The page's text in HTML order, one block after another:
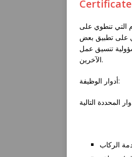
Certificate
التي تنطوي على
على تطبيق بعض
تنسيق عمل
الآخرين.
أدوار الوظيفة:
الركاب